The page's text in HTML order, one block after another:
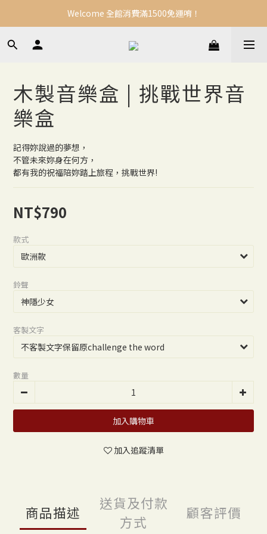
Welcome 全館消費滿1500免運唷！
木製音樂盒 | 挑戰世界音
樂盒
記得妳說過的夢想，
不管未來妳身在何方，
都有我的祝福陪妳踏上旅程，挑戰世界!
NT$790
款式
鈴聲
客製文字
數量
加入購物車
加入追蹤清單
商品描述
送貨及付款
方式
顧客評價